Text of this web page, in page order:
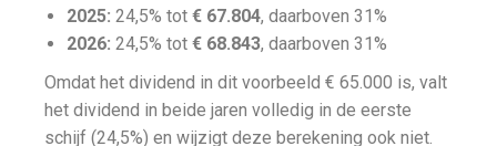
2025: 24,5% tot € 67.804, daarboven 31%
2026: 24,5% tot € 68.843, daarboven 31%
Omdat het dividend in dit voorbeeld € 65.000 is, valt
het dividend in beide jaren volledig in de eerste
schijf (24,5%) en wijzigt deze berekening ook niet.